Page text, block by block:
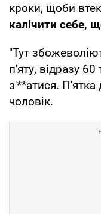
кроки, щоби
калічити себе,
"Тут
п'яту, відразу
з'**атися. П'ятка
чоловік.